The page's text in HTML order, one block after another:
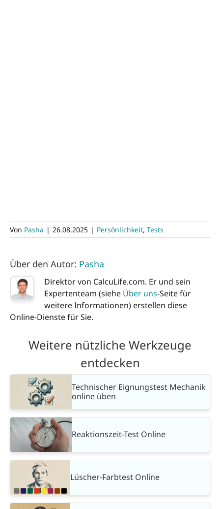
Von Pasha | 26.08.2025 | Persönlichkeit, Tests
Über den Autor: Pasha
Direktor von CalcuLife.com. Er und sein
Expertenteam (siehe Über uns-Seite für
weitere Informationen) erstellen diese
Online-Dienste für Sie.
Weitere nützliche Werkzeuge
entdecken
Technischer Eignungstest Mechanik
online üben
Reaktionszeit-Test Online
Lüscher-Farbtest Online